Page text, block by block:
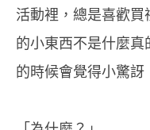
活動裡，總是喜歡
的小東西不是什麼真
的時候會覺得小驚訝